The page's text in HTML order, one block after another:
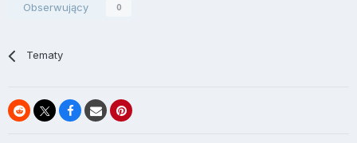
Obserwujący 0
Tematy